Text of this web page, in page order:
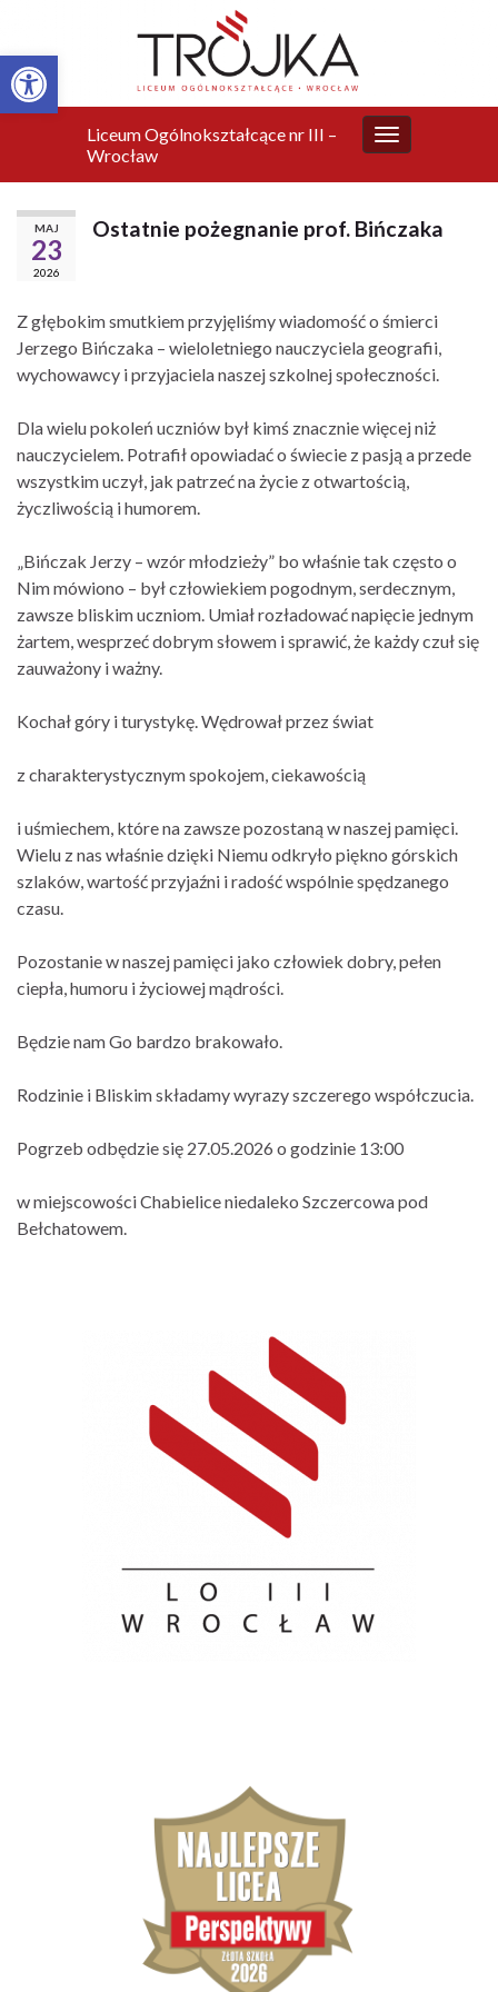
Otwórz pasek narzędzi
Przełącz
Liceum Ogólnokształcące nr III –
Wrocław
MAJ
23
2026
Ostatnie pożegnanie prof. Bińczaka
Z głębokim smutkiem przyjęliśmy wiadomość o śmierci
Jerzego Bińczaka – wieloletniego nauczyciela geografii,
wychowawcy i przyjaciela naszej szkolnej społeczności.
Dla wielu pokoleń uczniów był kimś znacznie więcej niż
nauczycielem. Potrafił opowiadać o świecie z pasją a przede
wszystkim uczył, jak patrzeć na życie z otwartością,
życzliwością i humorem.
„Bińczak Jerzy – wzór młodzieży” bo właśnie tak często o
Nim mówiono – był człowiekiem pogodnym, serdecznym,
zawsze bliskim uczniom. Umiał rozładować napięcie jednym
żartem, wesprzeć dobrym słowem i sprawić, że każdy czuł się
zauważony i ważny.
Kochał góry i turystykę. Wędrował przez świat
z charakterystycznym spokojem, ciekawością
i uśmiechem, które na zawsze pozostaną w naszej pamięci.
Wielu z nas właśnie dzięki Niemu odkryło piękno górskich
szlaków, wartość przyjaźni i radość wspólnie spędzanego
czasu.
Pozostanie w naszej pamięci jako człowiek dobry, pełen
ciepła, humoru i życiowej mądrości.
Będzie nam Go bardzo brakowało.
Rodzinie i Bliskim składamy wyrazy szczerego współczucia.
Pogrzeb odbędzie się 27.05.2026 o godzinie 13:00
w miejscowości Chabielice niedaleko Szczercowa pod
Bełchatowem.